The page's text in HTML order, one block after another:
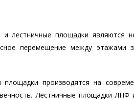
лестничные площадки являются
перемещение между этажами
производятся на
Лестничные площадки